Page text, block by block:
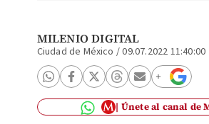
MILENIO DIGITAL
Ciudad de México /09.07.2022 11:40:00
Únete al canal de